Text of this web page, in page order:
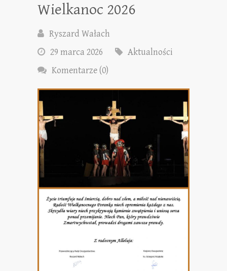
Wielkanoc 2026
Ryszard Wałach
29 marca 2026
Aktualności
Komentarze (0)